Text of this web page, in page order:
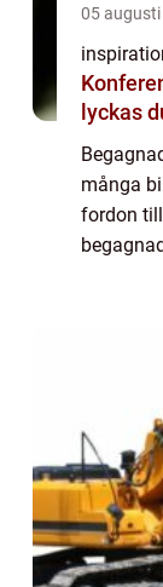
05 augusti
lyckas
många
fordon